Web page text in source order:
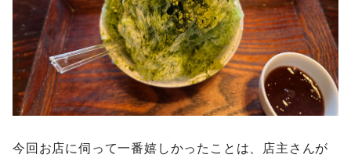
今回お店に伺って一番嬉しかったことは、店主さんが